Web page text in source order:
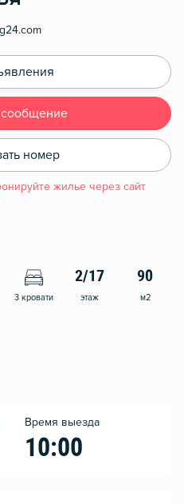
сообщение
номер
жилье через сайт
3 кровати
2/17
этаж
90
м2
Время выезда
10:00